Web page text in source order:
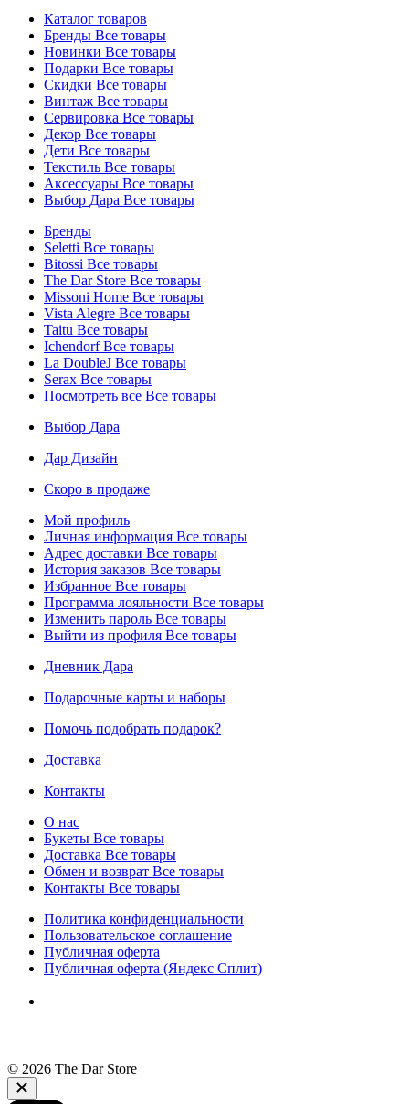
Каталог товаров
Бренды Все товары
Новинки Все товары
Подарки Все товары
Скидки Все товары
Винтаж Все товары
Сервировка Все товары
Декор Все товары
Дети Все товары
Текстиль Все товары
Аксессуары Все товары
Выбор Дара Все товары
Бренды
Seletti Все товары
Bitossi Все товары
The Dar Store Все товары
Missoni Home Все товары
Vista Alegre Все товары
Taitu Все товары
IchendorfВсе товары
La DoubleJ Все товары
Serax Все товары
Посмотреть все Все товары
Выбор Дара
Дар Дизайн
Скоро в продаже
Мой профиль
Личная информация Все товары
Адрес доставки Все товары
История заказов Все товары
Избранное Все товары
Программа лояльности Все товары
Изменить пароль Все товары
Выйти из профиля Все товары
Дневник Дара
Подарочные карты и наборы
Помочь подобрать подарок?
Доставка
Контакты
О нас
Букеты Все товары
Доставка Все товары
Обмен и возврат Все товары
Контакты Все товары
Политика конфиденциальности
Пользовательское соглашение
Публичная оферта
Публичная оферта (Яндекс Сплит)
© 2026 The Dar Store